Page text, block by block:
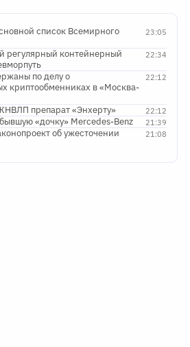
23:05
список Всемирного
22:34
регулярный контейнерный
22:12
по делу о
криптообменниках в «Москва-
22:12
препарат «Энхерту»
21:39
«дочку» Mercedes-Benz
21:08
об ужесточении